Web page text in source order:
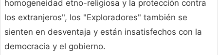
homogeneidad etno-religiosa y la protección contra
los extranjeros", los "Exploradores" también se
sienten en desventaja y están insatisfechos con la
democracia y el gobierno.